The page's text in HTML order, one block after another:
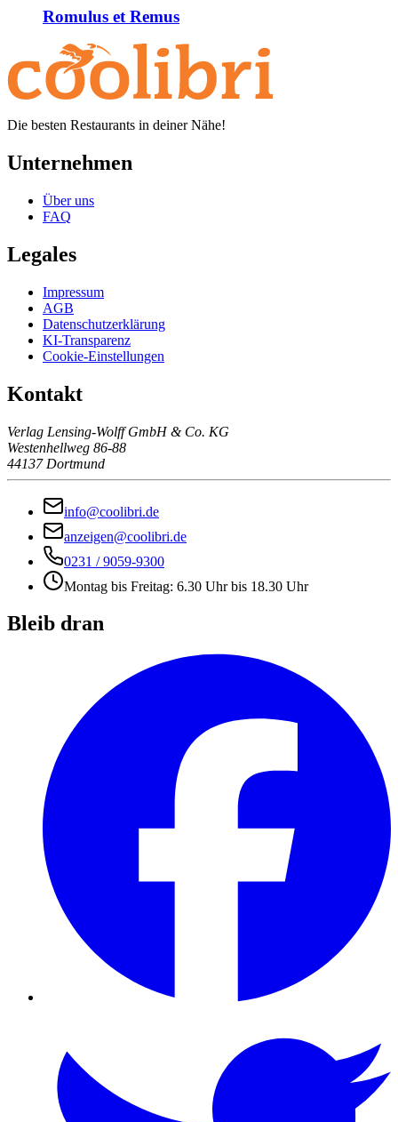
Romulus et Remus
Die besten Restaurants in deiner Nähe!
Unternehmen
Über uns
FAQ
Legales
Impressum
AGB
Datenschutzerklärung
KI-Transparenz
Cookie-Einstellungen
Kontakt
Verlag Lensing-Wolff GmbH & Co. KG
Westenhellweg 86-88
44137 Dortmund
info@coolibri.de
anzeigen@coolibri.de
0231 / 9059-9300
Montag bis Freitag: 6.30 Uhr bis 18.30 Uhr
Bleib dran